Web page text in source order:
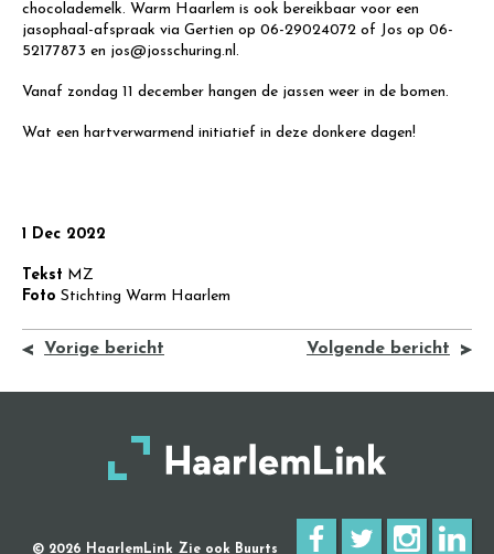
chocolademelk. Warm Haarlem is ook bereikbaar voor een
jasophaal-afspraak via Gertien op 06-29024072 of Jos op 06-
52177873 en jos@josschuring.nl.
Vanaf zondag 11 december hangen de jassen weer in de bomen.
Wat een hartverwarmend initiatief in deze donkere dagen!
1 Dec 2022
Tekst MZ
Foto Stichting Warm Haarlem
Vorige bericht Volgende bericht
© 2026 HaarlemLink Zie ook Buurts